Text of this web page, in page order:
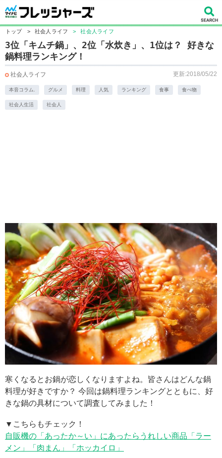
トップ > 社会人ライフ > 社会人ライフ
3位「キムチ鍋」、2位「水炊き」、1位は？ 好きな
鍋料理ランキング！
社会人ライフ 更新:2018/05/22
本音コラム. グルメ 料理 人気 ランキング 食事 食べ物
社会人生活 社会人
寒くなるとお鍋が恋しくなりますよね。皆さんはどんな鍋
料理が好きですか？ 今回は鍋料理ランキングとともに、好
きな鍋の具材について調査してみました！
▼こちらもチェック！
自販機の「あったか～い」にあったらうれしい商品「ラー
メン」「肉まん」「ホッカイロ」